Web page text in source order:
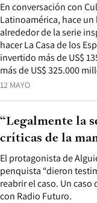
12 MAYO
En conversación con
Latinoamérica, hace
alrededor de la serie
hacer La Casa de los
invertido más de US$
más de US$ 325.000
El protagonista de
penquista “dieron
reabrir el caso. Un
con Radio Futuro.
“Legalmente la
críticas de la